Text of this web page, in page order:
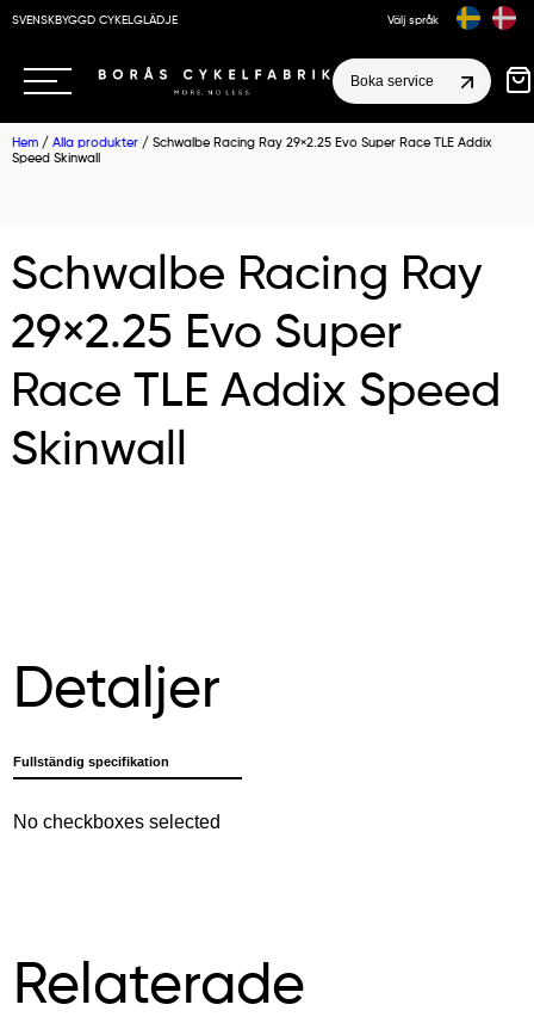
SVENSKBYGGD CYKELGLÄDJE Välj språk
Boka service
Hem / Alla produkter / Schwalbe Racing Ray 29×2.25 Evo Super Race TLE Addix
Speed Skinwall
Schwalbe Racing Ray
29×2.25 Evo Super
Race TLE Addix Speed
Skinwall
Detaljer
Fullständig specifikation
No checkboxes selected
Relaterade